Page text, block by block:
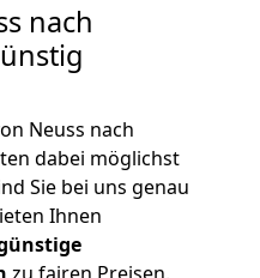
nach
Neuss nach
dabei möglichst
Sie bei uns genau
Ihnen